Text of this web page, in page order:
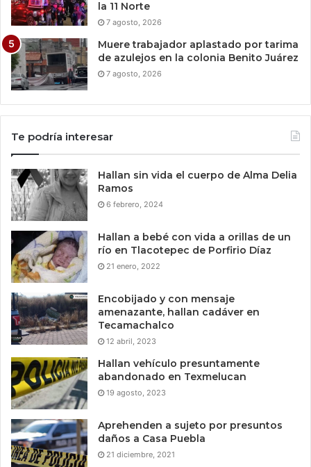
la 11 Norte
7 agosto, 2026
Muere trabajador aplastado por tarima
de azulejos en la colonia Benito Juárez
7 agosto, 2026
Te podría interesar
Hallan sin vida el cuerpo de Alma Delia
Ramos
6 febrero, 2024
Hallan a bebé con vida a orillas de un
río en Tlacotepec de Porfirio Díaz
21 enero, 2022
Encobijado y con mensaje
amenazante, hallan cadáver en
Tecamachalco
12 abril, 2023
Hallan vehículo presuntamente
abandonado en Texmelucan
19 agosto, 2023
Aprehenden a sujeto por presuntos
daños a Casa Puebla
21 diciembre, 2021